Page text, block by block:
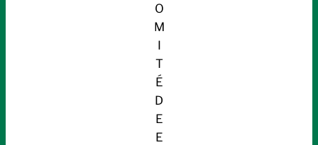
O
M
I
T
É
D
E
E